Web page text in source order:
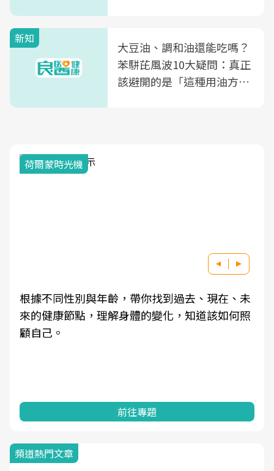
新知
大豆油、調和油還能吃嗎？
苯駢芘風波10大疑問：真正
該避開的是「這種用油方
荷爾蒙時光機
根據不同性別與年齡，帶你找到過去、現在、未
來的健康節點，理解身體的變化，知道該如何照
顧自己。
前往專題
頻道熱門文章